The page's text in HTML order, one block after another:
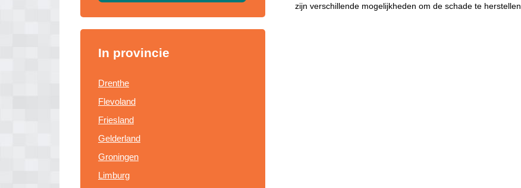
In provincie
Drenthe
Flevoland
Friesland
Gelderland
Groningen
Limburg
zijn verschillende mogelijkheden om de schade te herstellen.